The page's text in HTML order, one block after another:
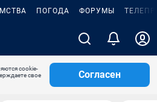
ПОГОДА ФОРУМЫ
cookie-
свое
Согласен